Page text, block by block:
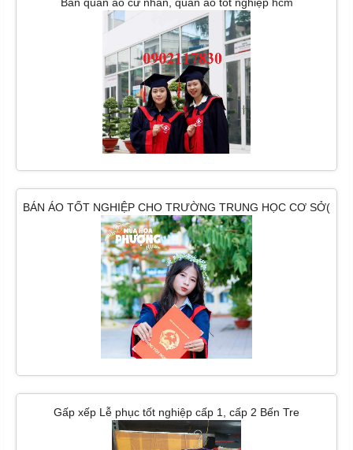
BÁN ÁO TỐT NGHIỆP CHO TRƯỜNG TRUNG HỌC CƠ SỞ(
HOÀNG HOA THÁM)
Gấp xếp Lễ phục tốt nghiệp cấp 1, cấp 2 Bến Tre